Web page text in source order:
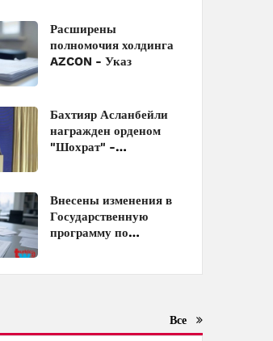
Расширены
полномочия холдинга
AZCON - Указ
Бахтияр Асланбейли
награжден орденом
"Шохрат" -
Внесены изменения в
Государственную
программу по
Все